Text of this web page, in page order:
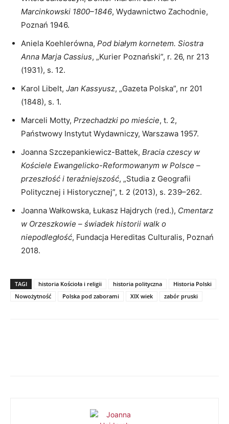
Obelisk Kassyusza – inskrypcja, 2018 r. (fot. J. Hajdrych)
Marcinkowski 1800–1846, Wydawnictwo Zachodnie,
Poznań 1946.
Aniela Koehlerówna, Pod białym kornetem. Siostra
Anna Marja Cassius, „Kurier Poznański”, r. 26, nr 213
(1931), s. 12.
Karol Libelt, Jan Kassyusz, „Gazeta Polska”, nr 201
(1848), s. 1.
Marceli Motty, Przechadzki po mieście, t. 2,
Państwowy Instytut Wydawniczy, Warszawa 1957.
Joanna Szczepankiewicz-Battek, Bracia czescy w
Kościele Ewangelicko-Reformowanym w Polsce –
przeszłość i teraźniejszość, „Studia z Geografii
Politycznej i Historycznej”, t. 2 (2013), s. 239–262.
Joanna Wałkowska, Łukasz Hajdrych (red.), Cmentarz
w Orzeszkowie – świadek historii walk o
niepodległość, Fundacja Hereditas Culturalis, Poznań
2018.
TAGI historia Kościoła i religii historia polityczna
Historia Polski
Nowożytność
Polska pod zaborami XIX wiek zabór pruski